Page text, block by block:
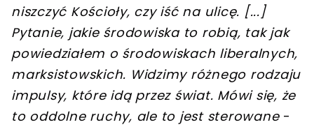
niszczyć Kościoły, czy iść na ulicę. [...]
Pytanie, jakie środowiska to robią, tak jak
powiedziałem o środowiskach liberalnych,
marksistowskich. Widzimy różnego rodzaju
impulsy, które idą przez świat. Mówi się, że
to oddolne ruchy, ale to jest sterowane-